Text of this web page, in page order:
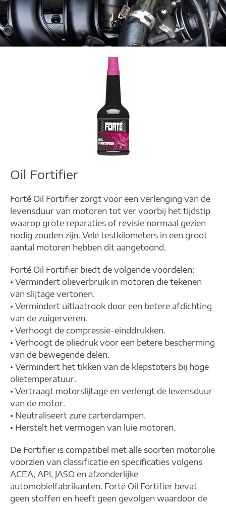
Oil Fortifier
Voor een langere levensduur
van de motor
Oil Fortifier
Forté Oil Fortifier zorgt voor een verlenging van de
levensduur van motoren tot ver voorbij het tijdstip
waarop grote reparaties of revisie normaal gezien
nodig zouden zijn. Vele testkilometers in een groot
aantal motoren hebben dit aangetoond.
Forté Oil Fortifier biedt de volgende voordelen:
• Vermindert olieverbruik in motoren die tekenen
van slijtage vertonen.
• Vermindert uitlaatrook door een betere afdichting
van de zuigerveren.
• Verhoogt de compressie-einddrukken.
• Verhoogt de oliedruk voor een betere bescherming
van de bewegende delen.
• Vermindert het tikken van de klepstoters bij hoge
olietemperatuur.
• Vertraagt motorslijtage en verlengt de levensduur
van de motor.
• Neutraliseert zure carterdampen.
• Herstelt het vermogen van luie motoren.
De Fortifier is compatibel met alle soorten motorolie
voorzien van classificatie en specificaties volgens
ACEA, API, JASO en afzonderlijke
automobielfabrikanten. Forté Oil Fortifier bevat
geen stoffen en heeft geen gevolgen waardoor de